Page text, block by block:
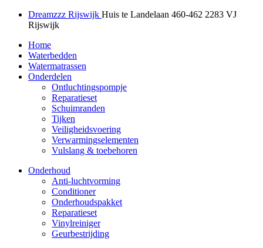
Dreamzzz Rijswijk Huis te Landelaan 460-462 2283 VJ
Rijswijk
Home
Waterbedden
Watermatrassen
Onderdelen
Ontluchtingspompje
Reparatieset
Schuimranden
Tijken
Veiligheidsvoering
Verwarmingselementen
Vulslang & toebehoren
Onderhoud
Anti-luchtvorming
Conditioner
Onderhoudspakket
Reparatieset
Vinylreiniger
Geurbestrijding